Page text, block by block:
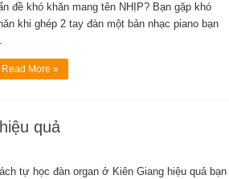
đề khó khăn mang tên NHỊP? Bạn gặp khó
khi ghép 2 tay đàn một bản nhạc piano bạn
Read More »
quả
tự học đàn organ ở Kiên Giang hiệu quả bạn